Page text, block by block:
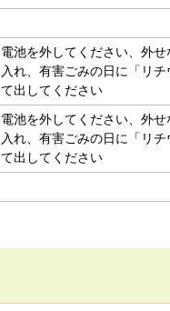
電池を外してください、外
入れ、有害ごみの日に「リ
て出してください
電池を外してください、外
入れ、有害ごみの日に「リ
て出してください